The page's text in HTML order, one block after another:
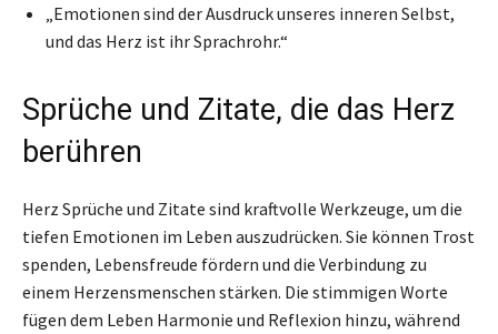
„Emotionen sind der Ausdruck unseres inneren Selbst,
und das Herz ist ihr Sprachrohr.“
Sprüche und Zitate, die das Herz
berühren
Herz Sprüche und Zitate sind kraftvolle Werkzeuge, um die
tiefen Emotionen im Leben auszudrücken. Sie können Trost
spenden, Lebensfreude fördern und die Verbindung zu
einem Herzensmenschen stärken. Die stimmigen Worte
fügen dem Leben Harmonie und Reflexion hinzu, während